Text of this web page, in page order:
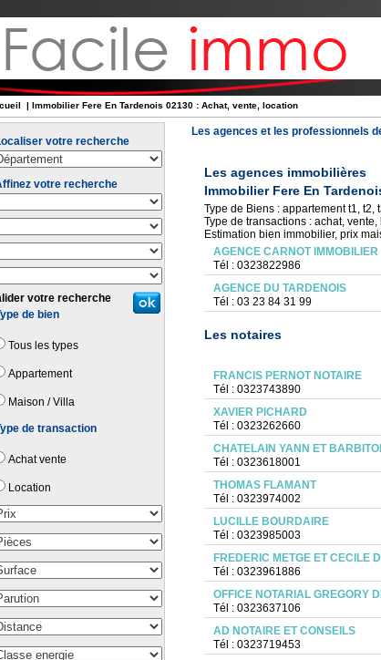
| Immobilier Fere En Tardenois 02130 : Achat, vente, location
votre recherche
votre recherche
votre recherche
de bien
Tous les types
Appartement
Maison / Villa
de transaction
Achat vente
Location
Les agences et les professionnels
Les agences immobilières
Immobilier Fere En
Type de Biens : appartement t1,
Type de transactions : achat, vente,
Estimation bien immobilier, prix
AGENCE CARNOT IMMOBILIER
Tél : 0323822986
AGENCE DU TARDENOIS
Tél : 03 23 84 31 99
Les notaires
FRANCIS PERNOT NOTAIRE
Tél : 0323743890
XAVIER PICHARD
Tél : 0323262660
CHATELAIN YANN ET
Tél : 0323618001
THOMAS FLAMANT
Tél : 0323974002
LUCILLE BOURDAIRE
Tél : 0323985003
FREDERIC METGE ET CECILE
Tél : 0323961886
OFFICE NOTARIAL GREGORY
Tél : 0323637106
AD NOTAIRE ET CONSEILS
Tél : 0323719453